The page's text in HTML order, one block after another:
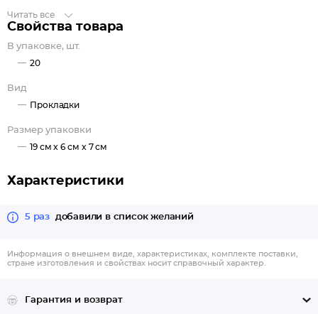
Почувствуйте комфорт!
Читать все
Свойства товара
В упаковке, шт.
20
Вид
Прокладки
Размер упаковки
19 см x 6 см x 7 см
Характеристики
5 раз добавили в список желаний
Информация о внешнем виде, характеристиках, комплекте поставки,
стране изготовления и свойствах носит справочный характер.
Гарантия и возврат